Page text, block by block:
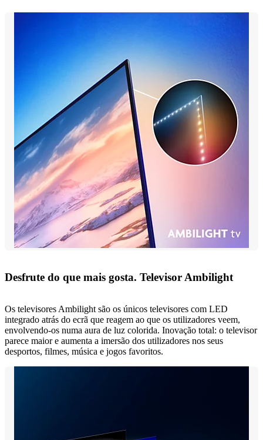
Desfrute do que mais gosta. Televisor Ambilight
Os televisores Ambilight são os únicos televisores com LED
integrado atrás do ecrã que reagem ao que os utilizadores veem,
envolvendo-os numa aura de luz colorida. Inovação total: o televisor
parece maior e aumenta a imersão dos utilizadores nos seus
desportos, filmes, música e jogos favoritos.